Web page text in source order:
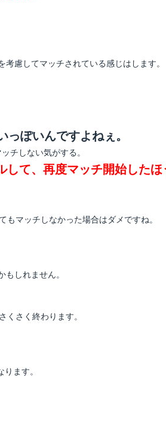
慮してマッチされている感じはします。
ぽいんですよねぇ。
チしない気がする。
て、再度マッチ開始したほ
もマッチしなかった場合はダメですね。
しれません。
くさく終わります。
ます。